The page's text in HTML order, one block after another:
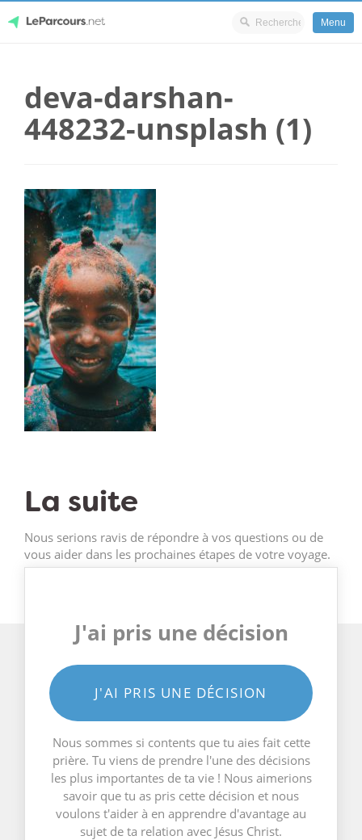
content
Menu
deva-darshan-
448232-unsplash (1)
La suite
Nous serions ravis de répondre à vos questions ou de
vous aider dans les prochaines étapes de votre voyage.
J'ai pris une décision
J'AI PRIS UNE DÉCISION
Nous sommes si contents que tu aies fait cette
prière. Tu viens de prendre l'une des décisions
les plus importantes de ta vie ! Nous aimerions
savoir que tu as pris cette décision et nous
voulons t'aider à en apprendre d'avantage au
sujet de ta relation avec Jésus Christ.